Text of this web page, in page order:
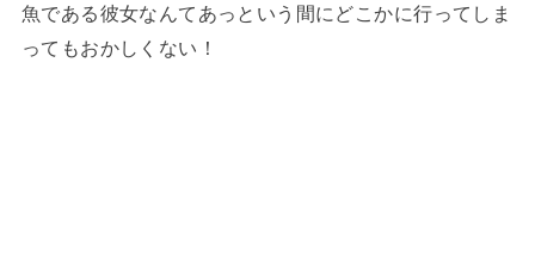
魚である彼女なんてあっという間にどこかに行ってしま
ってもおかしくない！